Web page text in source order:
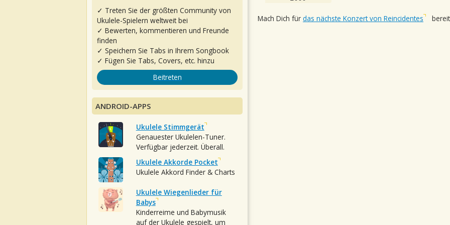
Mach Dich für das nächste Konzert von Reincidentes
✓ Treten Sie der größten Community von
Ukulele-Spielern weltweit bei
✓ Bewerten, kommentieren und Freunde
finden
✓ Speichern Sie Tabs in Ihrem Songbook
✓ Fügen Sie Tabs, Covers, etc. hinzu
Beitreten
ANDROID-APPS
Ukulele Stimmgerät
Genauester Ukulelen-Tuner.
Verfügbar jederzeit. Überall.
Ukulele Akkorde Pocket
Ukulele Akkord Finder & Charts
Ukulele Wiegenlieder für
Babys
Kinderreime und Babymusik
auf der Ukulele gespielt, um